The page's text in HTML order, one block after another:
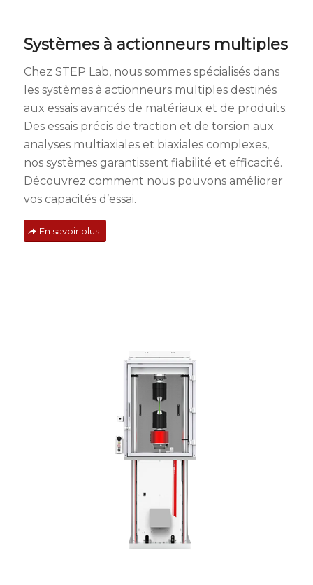
Systèmes à actionneurs multiples
Chez STEP Lab, nous sommes spécialisés dans
les systèmes à actionneurs multiples destinés
aux essais avancés de matériaux et de produits.
Des essais précis de traction et de torsion aux
analyses multiaxiales et biaxiales complexes,
nos systèmes garantissent fiabilité et efficacité.
Découvrez comment nous pouvons améliorer
vos capacités d’essai.
En savoir plus